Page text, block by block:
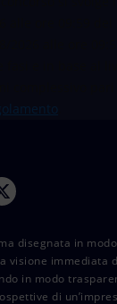
disegnata in
visione immediata
in modo
di